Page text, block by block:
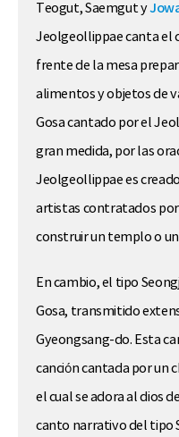
Teogut, Saemgut y
Jeolgeollippae canta el
frente de la mesa
alimentos y objetos de
Gosa cantado por el
gran medida, por las
Jeolgeollippae es
artistas contratados
construir un templo o
En cambio, el tipo
Gosa, transmitido
Gyeongsang-do. Esta
canción cantada por un
el cual se adora al dios
canto narrativo del tipo